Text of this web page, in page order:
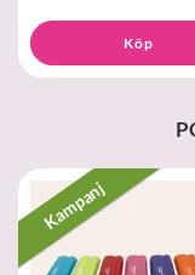
Köp
Kampanj